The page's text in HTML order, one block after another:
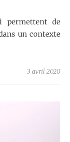
un contexte
3 avril 2020